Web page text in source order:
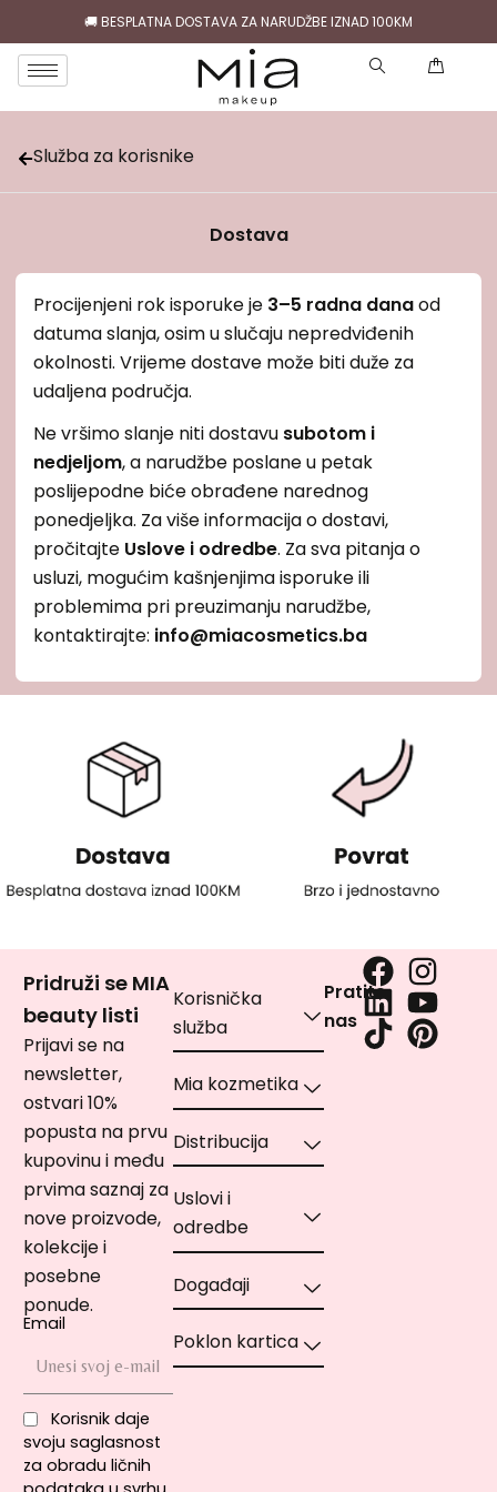
🚚 BESPLATNA DOSTAVA ZA NARUDŽBE IZNAD 100KM
Služba za korisnike
Dostava
Procijenjeni rok isporuke je 3–5 radna danaod
datuma slanja, osim u slučaju nepredviđenih
okolnosti. Vrijeme dostave može biti duže za
udaljena područja.
Ne vršimo slanje niti dostavu subotom i
nedjeljom, a narudžbe poslane u petak
poslijepodne biće obrađene narednog
ponedjeljka. Za više informacija o dostavi,
pročitajte Uslove i odredbe. Za sva pitanja o
usluzi, mogućim kašnjenjima isporuke ili
problemima pri preuzimanju narudžbe,
kontaktirajte: info@miacosmetics.ba
Pridruži se MIA
beauty listi
Prijavi se na
newsletter,
ostvari 10%
popusta na prvu
kupovinu i među
prvima saznaj za
nove proizvode,
kolekcije i
posebne
ponude.
Email
Korisnik daje
svoju saglasnost
za obradu ličnih
Korisnička
služba
Mia kozmetika
Distribucija
Uslovi i
odredbe
Događaji
Poklon kartica
Pratite
nas